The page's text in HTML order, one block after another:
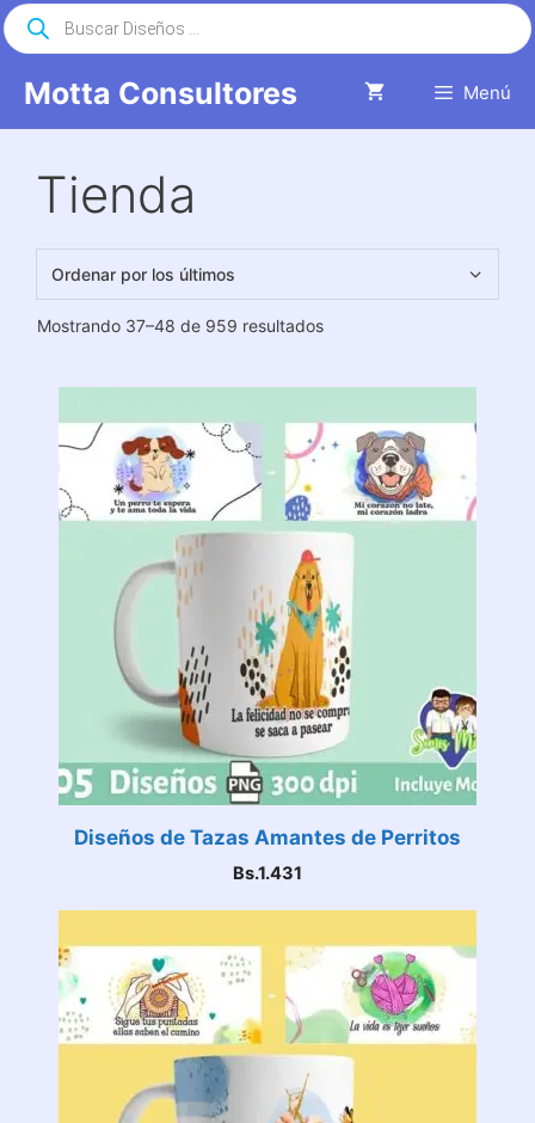
Saltar
al
Motta Consultores Menú
Búsqueda
de
productos
Tienda
Mostrando 37–48 de 959 resultadosOrdenado
Diseños de Tazas Amantes de Perritos
Bs.1.431